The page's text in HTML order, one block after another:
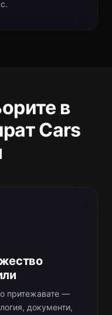
в
Cars
притежавате —
документи,